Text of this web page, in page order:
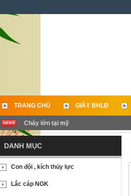
TRANG CHỦ GIẦY BHLĐ
LIÊN HỆ
Cháy lớn tại mỹ
DANH MỤC
Con đội , kích thủy lực
Lắc cáp NGK